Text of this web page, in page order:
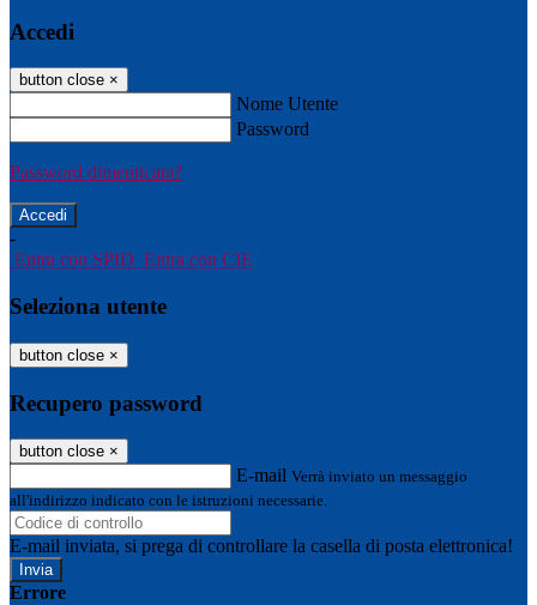
Accedi
button close ×
Nome Utente
Password
Password dimenticata?
-
Entra con SPID Entra con CIE
Seleziona utente
button close ×
Recupero password
button close ×
E-mail Verrà inviato un messaggio
all'indirizzo indicato con le istruzioni necessarie.
E-mail inviata, si prega di controllare la casella di posta elettronica!
Errore